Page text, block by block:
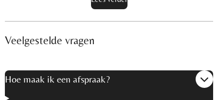
Veelgestelde vragen
Hoe maak ik een afspraak?